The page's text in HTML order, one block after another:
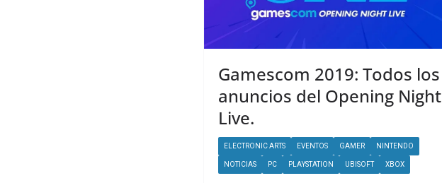
Gamescom 2019: Todos los
anuncios del Opening Night
Live.
ELECTRONIC ARTS EVENTOS GAMER NINTENDO
NOTICIAS PC PLAYSTATION UBISOFT XBOX